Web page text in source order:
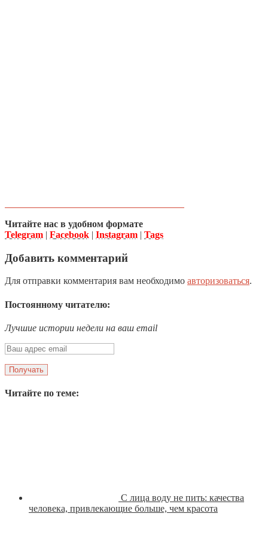
Читайте нас в удобном формате
Telegram | Facebook | Instagram | Tags
Добавить комментарий
Для отправки комментария вам необходимо авторизоваться.
Постоянному читателю:
Лучшие истории недели на ваш email
Читайте по теме:
С лица воду не пить: качества
человека, привлекающие больше, чем красота